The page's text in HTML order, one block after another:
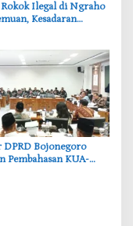
Ilegal di Ngraho
Kesadaran
DPRD Bojonegoro
Pembahasan KUA-